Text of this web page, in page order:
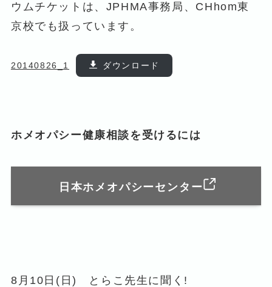
ウムチケットは、JPHMA事務局、CHhom東
京校でも扱っています。
20140826_1 ダウンロード
ホメオパシー健康相談を受けるには
日本ホメオパシーセンター
8月10日(日) とらこ先生に聞く!